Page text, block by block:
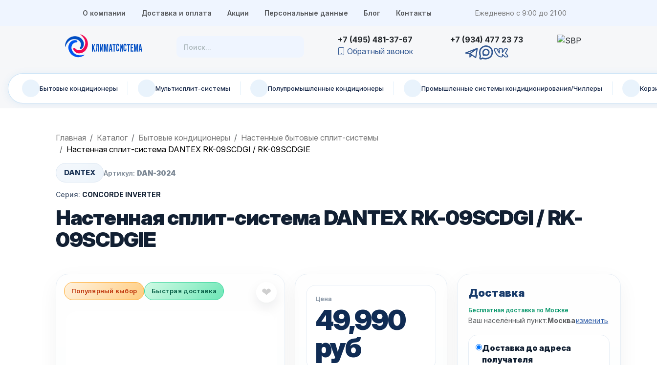
О компании Доставка и оплата Акции Персональные данные Блог Контакты Ежедневно с 9:00 до 21:00
+7 (495) 481-37-67
Обратный звонок
+7 (934) 477 23 73
Бытовые кондиционеры Мультисплит-системы Полупромышленные кондиционеры Промышленные системы кондиционирования/Чиллеры
Главная Каталог Бытовые кондиционеры
Настенные бытовые сплит-системы
Настенная сплит-система DANTEX RK-09SCDGI / RK-09SCDGIE
DANTEX Артикул: DAN-3024
Серия: CONCORDE INVERTER
Настенная сплит-система DANTEX RK-09SCDGI / RK-
09SCDGIE
Популярный выбор Быстрая доставка ❤ Цена
49,990
руб
Доставка
Бесплатная доставка по Москве
Ваш населённый пункт:Москваизменить
Доставка до адреса
получателя